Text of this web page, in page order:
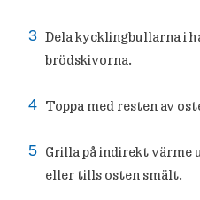
Dela kycklingbullarna i
brödskivorna.
Toppa med resten av
Grilla på indirekt värme
eller tills osten smält.